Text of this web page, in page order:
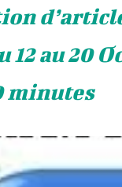
12 au 20
minutes